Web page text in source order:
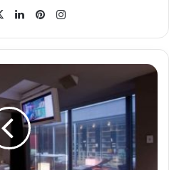
X LinkedInPinterest